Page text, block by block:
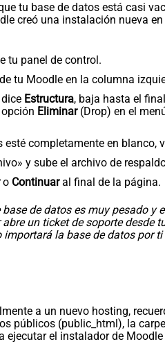
tu base de datos está casi
creó una instalación nueva
tu panel de control.
tu Moodle en la columna
Estructura, baja hasta el
Eliminar(Drop) en el
esté completamente en blanco,
y sube el archivo de
o Continuaral final de la página.
de datos es muy pesado y
un ticket de soporte desde
la base de datos por ti
a un nuevo hosting,
públicos (public_html), la
ejecutar el instalador de